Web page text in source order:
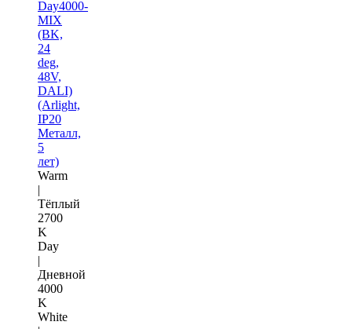
Day4000-
MIX
(BK,
24
deg,
48V,
DALI)
(Arlight,
IP20
Металл,
5
лет)
Warm
|
Тёплый
2700
K
Day
|
Дневной
4000
K
White